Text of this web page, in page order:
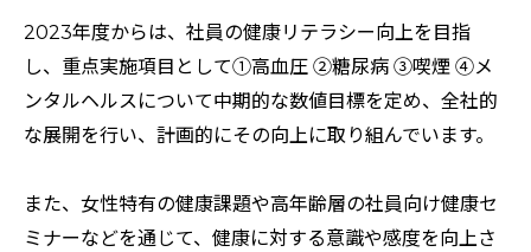
2023年度からは、社員の健康リテラシー向上を目指
し、重点実施項目として①高血圧 ②糖尿病 ③喫煙 ④メ
ンタルヘルスについて中期的な数値目標を定め、全社的
な展開を行い、計画的にその向上に取り組んでいます。
また、女性特有の健康課題や高年齢層の社員向け健康セ
ミナーなどを通じて、健康に対する意識や感度を向上さ